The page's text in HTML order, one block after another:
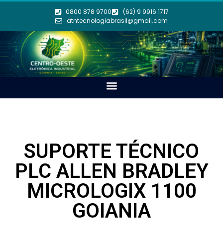
0800 878 9700
(62) 9 9916 1717
atntecnologiabrasil@gmail.com
SUPORTE TÉCNICO
PLC ALLEN BRADLEY
MICROLOGIX 1100
GOIANIA